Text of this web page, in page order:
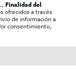
Finalidad del
ofrecidos a través
de información a
consentimiento,
elaborar
de los